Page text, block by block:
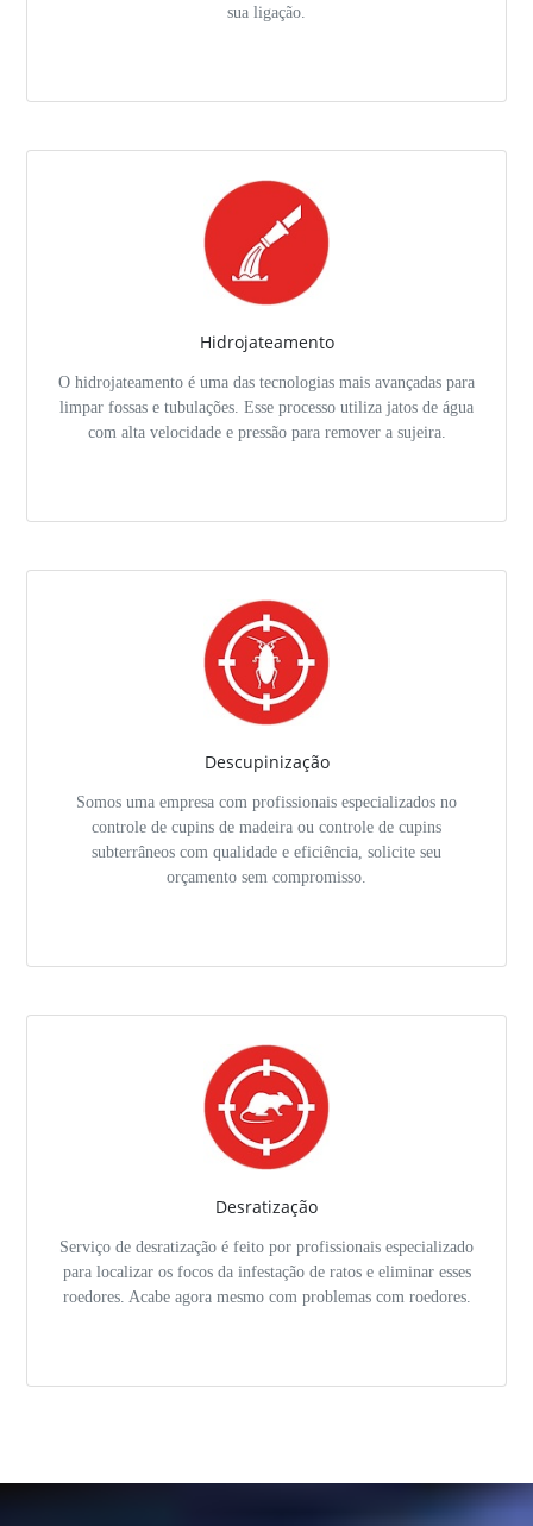
sua ligação.
Hidrojateamento
O hidrojateamento é uma das tecnologias mais avançadas para
limpar fossas e tubulações. Esse processo utiliza jatos de água
com alta velocidade e pressão para remover a sujeira.
Descupinização
Somos uma empresa com profissionais especializados no
controle de cupins de madeira ou controle de cupins
subterrâneos com qualidade e eficiência, solicite seu
orçamento sem compromisso.
Desratização
Serviço de desratização é feito por profissionais especializado
para localizar os focos da infestação de ratos e eliminar esses
roedores. Acabe agora mesmo com problemas com roedores.